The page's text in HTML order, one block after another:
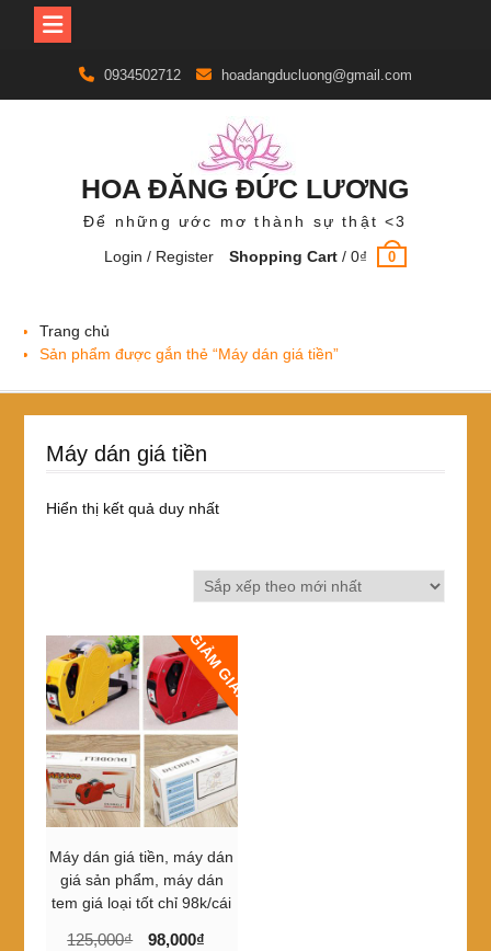
content
0934502712 hoadangducluong@gmail.com
HOA ĐĂNG ĐỨC LƯƠNG
Để những ước mơ thành sự thật <3
Login / Register
Shopping Cart /0₫ 0
Trang chủ
Sản phẩm được gắn thẻ “Máy dán giá tiền”
Máy dán giá tiền
Hiển thị kết quả duy nhất
GIẢM GIÁ!
Máy dán giá tiền, máy dán
giá sản phẩm, máy dán
tem giá loại tốt chỉ 98k/cái
125,000₫
Giá
98,000₫